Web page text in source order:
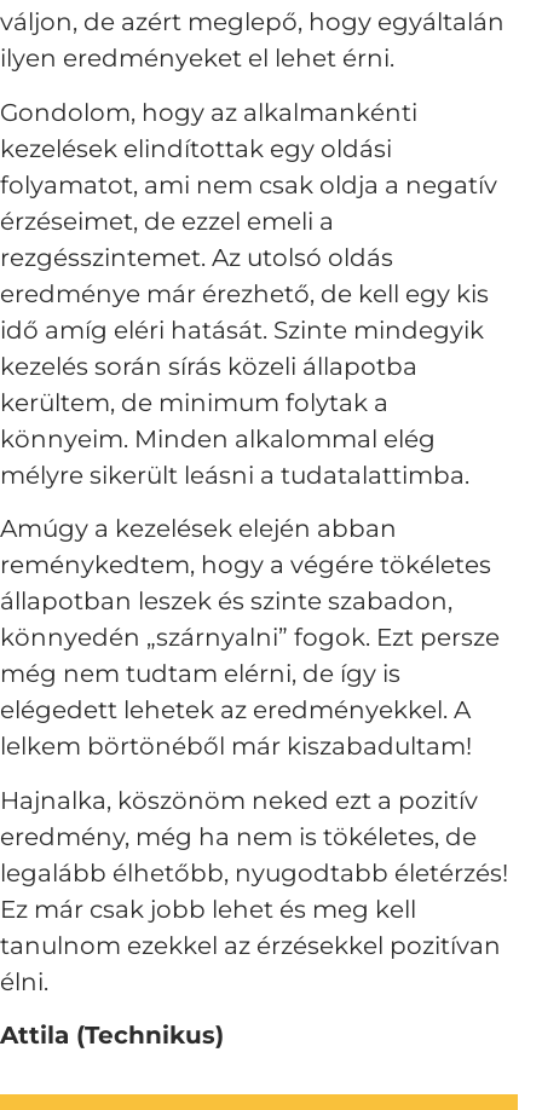
váljon, de azért meglepő, hogy egyáltalán
ilyen eredményeket el lehet érni.
Gondolom, hogy az alkalmankénti
kezelések elindítottak egy oldási
folyamatot, ami nem csak oldja a negatív
érzéseimet, de ezzel emeli a
rezgésszintemet. Az utolsó oldás
eredménye már érezhető, de kell egy kis
idő amíg eléri hatását. Szinte mindegyik
kezelés során sírás közeli állapotba
kerültem, de minimum folytak a
könnyeim. Minden alkalommal elég
mélyre sikerült leásni a tudatalattimba.
Amúgy a kezelések elején abban
reménykedtem, hogy a végére tökéletes
állapotban leszek és szinte szabadon,
könnyedén „szárnyalni” fogok. Ezt persze
még nem tudtam elérni, de így is
elégedett lehetek az eredményekkel. A
lelkem börtönéből már kiszabadultam!
Hajnalka, köszönöm neked ezt a pozitív
eredmény, még ha nem is tökéletes, de
legalább élhetőbb, nyugodtabb életérzés!
Ez már csak jobb lehet és meg kell
tanulnom ezekkel az érzésekkel pozitívan
élni.
Attila (Technikus)